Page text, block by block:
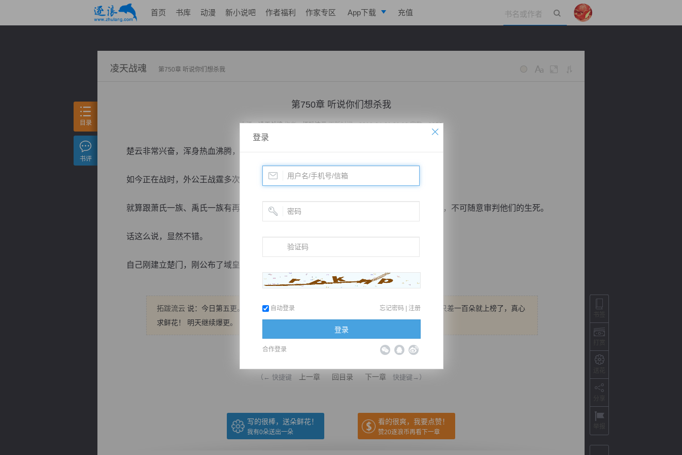
首页 书库 动漫 新小说吧 作者福利 作家专区 App下载 充值
凌天战魂 第750章 听说你们想杀我
第750章 听说你们想杀我
小说：凌天战魂作者：拓跋流云更新时间：2018-04-21 01:13 字数：3258
楚云非常兴奋，浑身热血沸腾，忍不住的想要仰天长啸。
如今正在战时，外公王战霆多次嘱咐过自己，这段时间里千万不要挑起内战。
就算跟萧氏一族、禹氏一族有再多的仇恨，也先暂且放下，因为他们还能为战争做出贡献，不可随意审判他们的生死。
话这么说，显然不错。
自己刚建立楚门，刚公布了域皇身...
拓跋流云 说：今日第五更。 大家催更可以，抱怨几句也没问题，但请别辱骂家人。 还有，只差一百朵就上榜了，真心
求鲜花！ 明天继续爆更。
（← 快捷键 上一章 回目录 下一章 快捷键→）
写的很棒，送朵鲜花！
我有0朵送出一朵
看的很爽，我要点赞！
赞20逐浪币再看下一章
目录
书评
登录
自动登录 忘记密码 | 注册
登录
合作登录